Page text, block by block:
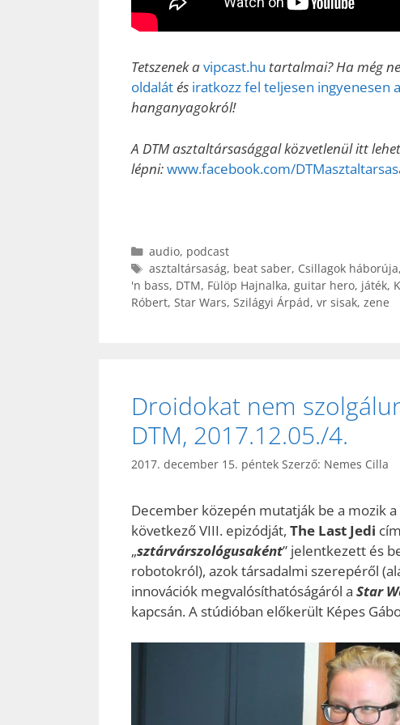
Tetszenek avipcast.hu tartalmai? Ha még
oldalátés iratkozz fel teljesen ingyenesen
hanganyagokról!
A DTM asztaltársasággal közvetlenül itt
lépni:www.facebook.com/
Kategória
audio, podcast
Címkék
asztaltársaság, beat saber, Csillagok háborúja,
'n bass, DTM, Fülöp Hajnalka, guitar hero, játék,
Róbert, Star Wars, Szilágyi Árpád, vr sisak, zene
Droidokat nem
DTM, 2017.12.05./4.
2017. december 15. péntek Szerző: Nemes Cilla
December közepén mutatják be a mozik a
következő VIII. epizódját, The Last Jedi
„sztárvárszológusaként” jelentkezett és
robotokról), azok társadalmi szerepéről
innovációk megvalósíthatóságáról a Star
kapcsán. A stúdióban előkerült Képes